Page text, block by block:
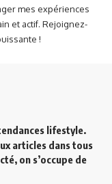
mes expériences
et actif. Rejoignez-
!
lifestyle.
articles dans tous
on s’occupe de